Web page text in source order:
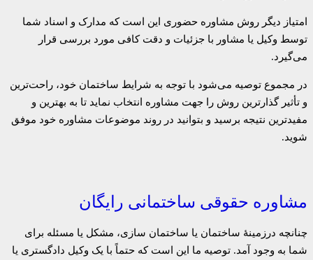
امتیاز دیگر روش مشاوره حضوری این است که مدارک و اسناد شما
توسط وکیل یا مشاور با جزئیات و دقت کافی مورد بررسی قرار
می‌گیرد.
در مجموع توصیه می‌شود با توجه به شرایط ساختمان خود، راحت‌ترین
و تأثیر گذارترین روش را جهت مشاوره انتخاب نماید تا به بهترین و
مفیدترین نتیجه برسید و بتوانید در روند موضوعات مشاوره خود موفق
شوید.
مشاوره حقوقی ساختمانی رایگان
چنانچه درزمینهٔ ساختمان یا ساختمان سازی، مشکل یا مسئله برای
شما به وجود آمد. توصیه ما این است که حتماً با یک وکیل دادگستری یا